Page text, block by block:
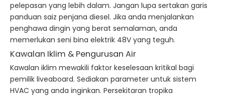
pelepasan yang lebih dalam. Jangan lupa sertakan garis
panduan saiz penjana diesel. Jika anda menjalankan
penghawa dingin yang berat semalaman, anda
memerlukan seni bina elektrik 48V yang teguh.
Kawalan Iklim & Pengurusan Air
Kawalan iklim mewakili faktor keselesaan kritikal bagi
pemilik liveaboard. Sediakan parameter untuk sistem
HVAC yang anda inginkan. Persekitaran tropika